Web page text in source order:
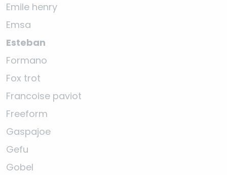
Emile henry
Emsa
Esteban
Formano
Fox trot
Francoise paviot
Freeform
Gaspajoe
Gefu
Gobel